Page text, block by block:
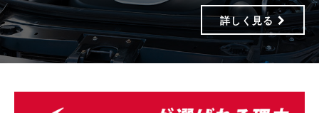
詳しく見る